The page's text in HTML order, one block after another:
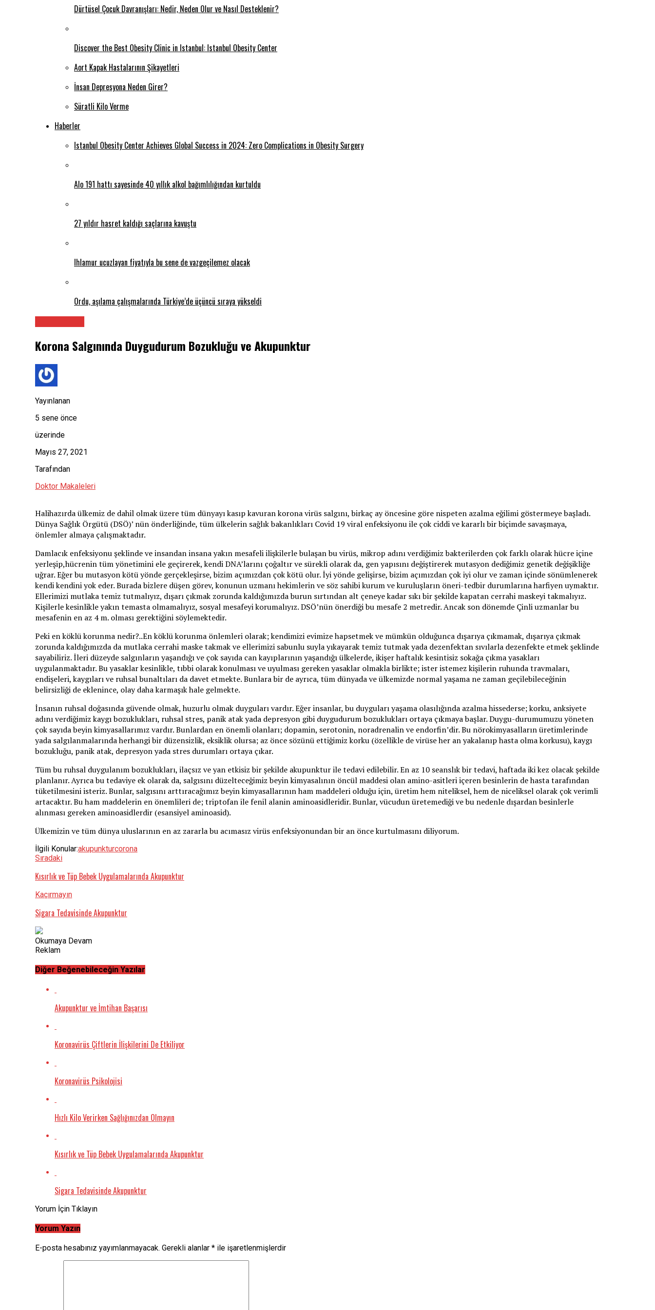
Dürtüsel Çocuk Davranışları: Nedir, Neden Olur ve Nasıl Desteklenir?
Discover the Best Obesity Clinic in Istanbul: Istanbul Obesity Center
Aort Kapak Hastalarının Şikayetleri
İnsan Depresyona Neden Girer?
Süratli Kilo Verme
Haberler
Istanbul Obesity Center Achieves Global Success in 2024: Zero Complications in Obesity Surgery
Alo 191 hattı sayesinde 40 yıllık alkol bağımlılığından kurtuldu
27 yıldır hasret kaldığı saçlarına kavuştu
Ihlamur ucuzlayan fiyatıyla bu sene de vazgeçilemez olacak
Ordu, aşılama çalışmalarında Türkiye’de üçüncü sıraya yükseldi
Korona Salgınında Duygudurum Bozukluğu ve Akupunktur
Yayınlanan
5 sene önce
üzerinde
Mayıs 27, 2021
Tarafından
Doktor Makaleleri
Halihazırda ülkemiz de dahil olmak üzere tüm dünyayı kasıp kavuran korona virüs salgını, birkaç ay öncesine göre nispeten azalma eğilimi göstermeye başladı.
Dünya Sağlık Örgütü (DSÖ)’ nün önderliğinde, tüm ülkelerin sağlık bakanlıkları Covid 19 viral enfeksiyonu ile çok ciddi ve kararlı bir biçimde savaşmaya,
önlemler almaya çalışmaktadır.
Damlacık enfeksiyonu şeklinde ve insandan insana yakın mesafeli ilişkilerle bulaşan bu virüs, mikrop adını verdiğimiz bakterilerden çok farklı olarak hücre içine
yerleşip,hücrenin tüm yönetimini ele geçirerek, kendi DNA’larını çoğaltır ve sürekli olarak da, gen yapısını değiştirerek mutasyon dediğimiz genetik değişikliğe
uğrar. Eğer bu mutasyon kötü yönde gerçekleşirse, bizim açımızdan çok kötü olur. İyi yönde gelişirse, bizim açımızdan çok iyi olur ve zaman içinde sönümlenerek
kendi kendini yok eder. Burada bizlere düşen görev, konunun uzmanı hekimlerin ve söz sahibi kurum ve kuruluşların öneri-tedbir durumlarına harfiyen uymaktır.
Ellerimizi mutlaka temiz tutmalıyız, dışarı çıkmak zorunda kaldığımızda burun sırtından alt çeneye kadar sıkı bir şekilde kapatan cerrahi maskeyi takmalıyız.
Kişilerle kesinlikle yakın temasta olmamalıyız, sosyal mesafeyi korumalıyız. DSÖ’nün önerdiği bu mesafe 2 metredir. Ancak son dönemde Çinli uzmanlar bu
mesafenin en az 4 m. olması gerektiğini söylemektedir.
Peki en köklü korunma nedir?..En köklü korunma önlemleri olarak; kendimizi evimize hapsetmek ve mümkün olduğunca dışarıya çıkmamak, dışarıya çıkmak
zorunda kaldığımızda da mutlaka cerrahi maske takmak ve ellerimizi sabunlu suyla yıkayarak temiz tutmak yada dezenfektan sıvılarla dezenfekte etmek şeklinde
sayabiliriz. İleri düzeyde salgınların yaşandığı ve çok sayıda can kayıplarının yaşandığı ülkelerde, ikişer haftalık kesintisiz sokağa çıkma yasakları
uygulanmaktadır. Bu yasaklar kesinlikle, tıbbi olarak konulması ve uyulması gereken yasaklar olmakla birlikte; ister istemez kişilerin ruhunda travmaları,
endişeleri, kaygıları ve ruhsal bunaltıları da davet etmekte. Bunlara bir de ayrıca, tüm dünyada ve ülkemizde normal yaşama ne zaman geçilebileceğinin
belirsizliği de eklenince, olay daha karmaşık hale gelmekte.
İnsanın ruhsal doğasında güvende olmak, huzurlu olmak duyguları vardır. Eğer insanlar, bu duyguları yaşama olasılığında azalma hissederse; korku, anksiyete
adını verdiğimiz kaygı bozuklukları, ruhsal stres, panik atak yada depresyon gibi duygudurum bozuklukları ortaya çıkmaya başlar. Duygu-durumumuzu yöneten
çok sayıda beyin kimyasallarımız vardır. Bunlardan en önemli olanları; dopamin, serotonin, noradrenalin ve endorfin’dir. Bu nörokimyasalların üretimlerinde
yada salgılanmalarında herhangi bir düzensizlik, eksiklik olursa; az önce sözünü ettiğimiz korku (özellikle de virüse her an yakalanıp hasta olma korkusu), kaygı
bozukluğu, panik atak, depresyon yada stres durumları ortaya çıkar.
Tüm bu ruhsal duygulanım bozuklukları, ilaçsız ve yan etkisiz bir şekilde akupunktur ile tedavi edilebilir. En az 10 seanslık bir tedavi, haftada iki kez olacak şekilde
planlanır. Ayrıca bu tedaviye ek olarak da, salgısını düzelteceğimiz beyin kimyasalının öncül maddesi olan amino-asitleri içeren besinlerin de hasta tarafından
tüketilmesini isteriz. Bunlar, salgısını arttıracağımız beyin kimyasallarının ham maddeleri olduğu için, üretim hem niteliksel, hem de niceliksel olarak çok verimli
artacaktır. Bu ham maddelerin en önemlileri de; triptofan ile fenil alanin aminoasidleridir. Bunlar, vücudun üretemediği ve bu nedenle dışardan besinlerle
alınması gereken aminoasidlerdir (esansiyel aminoasid).
Ülkemizin ve tüm dünya uluslarının en az zararla bu acımasız virüs enfeksiyonundan bir an önce kurtulmasını diliyorum.
İlgili Konular:akupunkturcorona
Sıradaki
Kısırlık ve Tüp Bebek Uygulamalarında Akupunktur
Kaçırmayın
Sigara Tedavisinde Akupunktur
Okumaya Devam
Reklam
Diğer Beğenebileceğin Yazılar
Akupunktur ve İmtihan Başarısı
Koronavirüs Çiftlerin İlişkilerini De Etkiliyor
Koronavirüs Psikolojisi
Hızlı Kilo Verirken Sağlığınızdan Olmayın
Kısırlık ve Tüp Bebek Uygulamalarında Akupunktur
Sigara Tedavisinde Akupunktur
Yorum İçin Tıklayın
Yorum Yazın
E-posta hesabınız yayımlanmayacak. Gerekli alanlar * ile işaretlenmişlerdir